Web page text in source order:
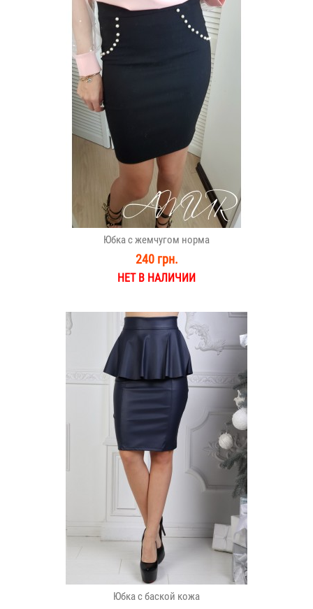
Юбка с жемчугом норма
240 грн.
НЕТ В НАЛИЧИИ
Юбка с баской кожа